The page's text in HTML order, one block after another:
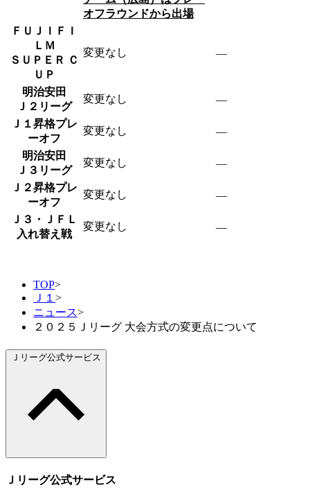
オフラウンドから出場
ＦＵＪＩＦＩ
ＬＭ
ＳＵＰＥＲ Ｃ
ＵＰ
変更なし ―
明治安田
Ｊ２リーグ
変更なし ―
Ｊ１昇格プレ
ーオフ
変更なし ―
明治安田
Ｊ３リーグ
変更なし ―
Ｊ２昇格プレ
ーオフ
変更なし ―
Ｊ３・ＪＦＬ
入れ替え戦
変更なし ―
TOP>
Ｊ１ >
ニュース>
２０２５Ｊリーグ 大会方式の変更点について
Ｊリーグ公式サービス
Ｊリーグ公式サービス